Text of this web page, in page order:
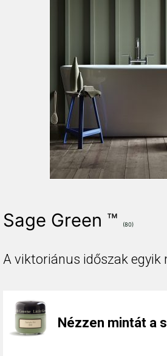
Sage Green ™ (80)
A viktoriánus időszak egyik
Nézzen mintát a